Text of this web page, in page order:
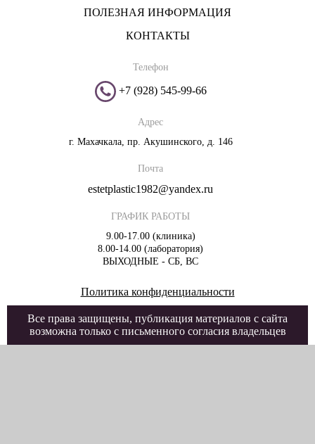
ПОЛЕЗНАЯ ИНФОРМАЦИЯ
КОНТАКТЫ
Телефон
+7 (928) 545-99-66
Адрес
г. Махачкала, пр. Акушинского, д. 146
Почта
estetplastic1982@yandex.ru
ГРАФИК РАБОТЫ
9.00-17.00 (клиника)
8.00-14.00 (лаборатория)
ВЫХОДНЫЕ - СБ, ВС
Политика конфиденциальности
Все права защищены, публикация материалов с сайта
возможна только с письменного согласия владельцев